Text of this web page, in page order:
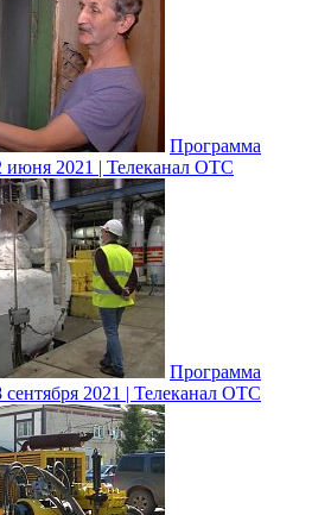
Программа
июня 2021 | Телеканал ОТС
Программа
2021 | Телеканал ОТС